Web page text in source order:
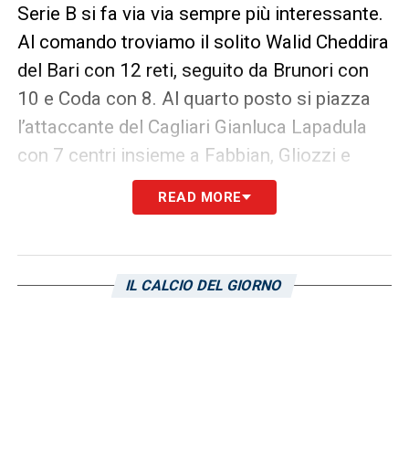
Serie B si fa via via sempre più interessante.
Al comando troviamo il solito Walid Cheddira
del Bari con 12 reti, seguito da Brunori con
10 e Coda con 8. Al quarto posto si piazza
l’attaccante del Cagliari Gianluca Lapadula
con 7 centri insieme a Fabbian, Gliozzi e
READ MORE
IL CALCIO DEL GIORNO